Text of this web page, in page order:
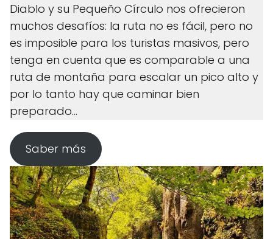
Diablo y su Pequeño Círculo nos ofrecieron
muchos desafíos: la ruta no es fácil, pero no
es imposible para los turistas masivos, pero
tenga en cuenta que es comparable a una
ruta de montaña para escalar un pico alto y
por lo tanto hay que caminar bien
preparado...
Saber más